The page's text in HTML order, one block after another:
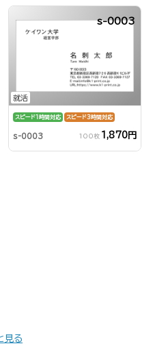
就活
s-0003
スピード1時間対応 スピード3時間対応
s-0003 100枚 1,870円
見る